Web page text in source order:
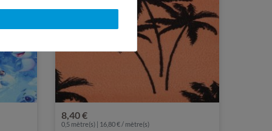
8,40 €
0,5 mètre(s) | 16,80 € / mètre(s)